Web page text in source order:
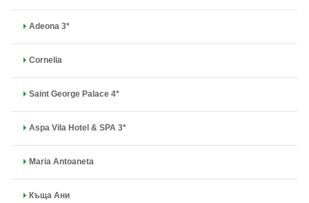
Adeona 3*
Cornelia
Saint George Palace 4*
Aspa Vila Hotel & SPA 3*
Maria Antoaneta
Къща Ани